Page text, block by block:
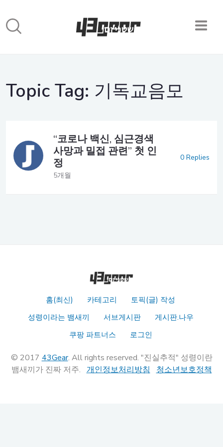
Topic Tag: 기독교음모
“코로나 백신, 심근경색
사망과 밀접 관련” 첫 인
정
5개월
0 Replies
홈(최신) 카테고리
토픽(글) 작성
성령이라는 뱀새끼
서브게시판
게시판.나우
쿠팡 파트너스
로그인
© 2017 43Gear. All rights reserved. "진실추적" 성령이란
뱀새끼가 진짜 저주. 개인정보처리방침 청소년보호정책